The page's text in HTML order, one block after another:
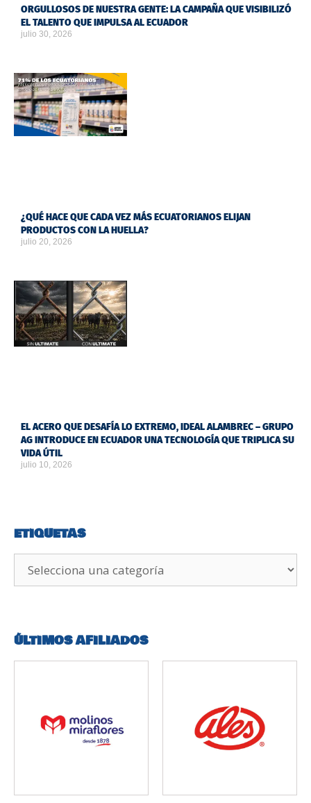
ORGULLOSOS DE NUESTRA GENTE: LA CAMPAÑA QUE VISIBILIZÓ
EL TALENTO QUE IMPULSA AL ECUADOR
julio 30, 2026
¿QUÉ HACE QUE CADA VEZ MÁS ECUATORIANOS ELIJAN
PRODUCTOS CON LA HUELLA?
julio 20, 2026
EL ACERO QUE DESAFÍA LO EXTREMO, IDEAL ALAMBREC – GRUPO
AG INTRODUCE EN ECUADOR UNA TECNOLOGÍA QUE TRIPLICA SU
VIDA ÚTIL
julio 10, 2026
ETIQUETAS
ÚLTIMOS AFILIADOS